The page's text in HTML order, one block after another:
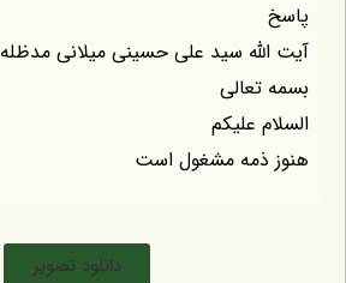
پاسخ
آیت الله سید علی حسینی میلانی مدظله
بسمه تعالی
السلام علیکم
هنوز ذمه مشغول است
دانلود تصویر